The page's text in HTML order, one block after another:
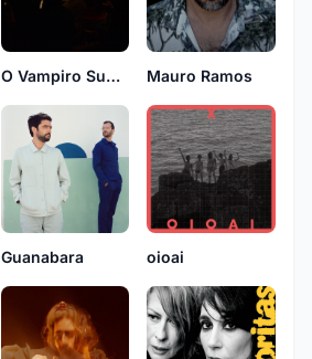
O Vampiro Submarino
Mauro Ramos
Guanabara oioai